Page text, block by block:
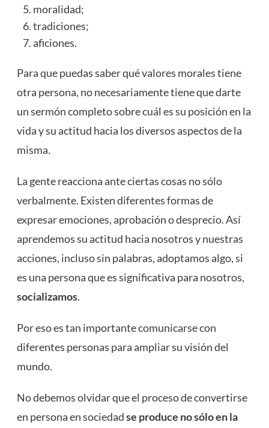
moralidad;
tradiciones;
aficiones.
Para que puedas saber qué valores morales tiene
otra persona, no necesariamente tiene que darte
un sermón completo sobre cuál es su posición en la
vida y su actitud hacia los diversos aspectos de la
misma.
La gente reacciona ante ciertas cosas no sólo
verbalmente. Existen diferentes formas de
expresar emociones, aprobación o desprecio. Así
aprendemos su actitud hacia nosotros y nuestras
acciones, incluso sin palabras, adoptamos algo, si
es una persona que es significativa para nosotros,
socializamos.
Por eso es tan importante comunicarse con
diferentes personas para ampliar su visión del
mundo.
No debemos olvidar que el proceso de convertirse
en persona en sociedadse produce no sólo en la